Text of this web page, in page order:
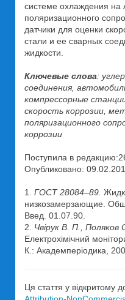
системе охлаждения
поляризационного
датчики для оценки
стали и ее сварных
жидкости.
Ключевые слова:
соединения,
компрессорные
скорость коррозии,
поляризационного
коррозии
Поступила в
Опубликовано:
1. ГОСТ 28084–89.
низкозамерзающие.
Введ. 01.07.90.
2. Чвірук В. П.,
Електрохімічний
К.: Академперіодика,
Ця стаття у відкритому